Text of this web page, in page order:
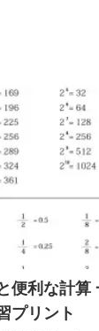
便利な計算
プリント